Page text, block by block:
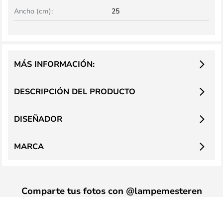
Ancho (cm): 25
DESCRIPCIÓN DEL PRODUCTO
MÁS INFORMACIÓN:
DISEÑADOR
MARCA
Comparte tus fotos con @lampemesteren